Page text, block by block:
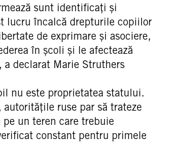
sunt identificați și
lucru încalcă drepturile copiilor
de exprimare și asociere,
în școli și le afectează
declarat Marie Struthers
nu este proprietatea statului.
autoritățile ruse par să trateze
un teren care trebuie
constant pentru primele